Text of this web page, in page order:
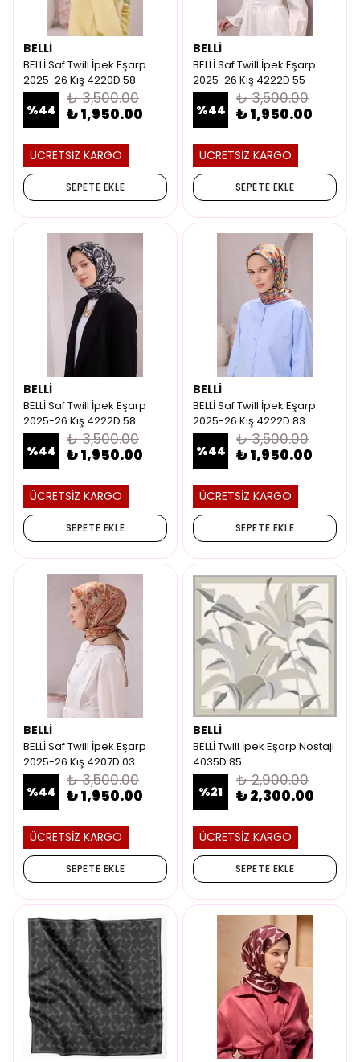
BELLİ
BELLİ Saf Twill İpek Eşarp
2025-26 Kış 4220D 58
%44
₺ 3,500.00
₺ 1,950.00
ÜCRETSİZ KARGO
SEPETE EKLE
BELLİ
BELLİ Saf Twill İpek Eşarp
2025-26 Kış 4222D 55
%44
₺ 3,500.00
₺ 1,950.00
ÜCRETSİZ KARGO
SEPETE EKLE
BELLİ
BELLİ Saf Twill İpek Eşarp
2025-26 Kış 4222D 58
%44
₺ 3,500.00
₺ 1,950.00
ÜCRETSİZ KARGO
SEPETE EKLE
BELLİ
BELLİ Saf Twill İpek Eşarp
2025-26 Kış 4222D 83
%44
₺ 3,500.00
₺ 1,950.00
ÜCRETSİZ KARGO
SEPETE EKLE
BELLİ
BELLİ Saf Twill İpek Eşarp
2025-26 Kış 4207D 03
%44
₺ 3,500.00
₺ 1,950.00
ÜCRETSİZ KARGO
SEPETE EKLE
BELLİ
BELLİ Twill İpek Eşarp Nostaji
4035D 85
%21
₺ 2,900.00
₺ 2,300.00
ÜCRETSİZ KARGO
SEPETE EKLE